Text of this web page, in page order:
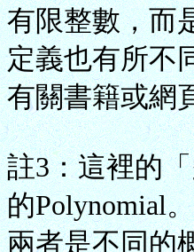
有限整數，而
定義也有所不
有關書籍或網
註3：這裡的
的Polynomial
兩者是不同的